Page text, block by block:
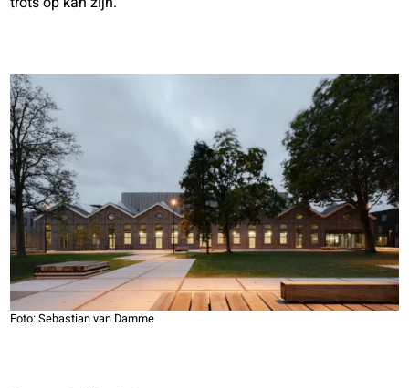
Foto: Sebastian van Damme